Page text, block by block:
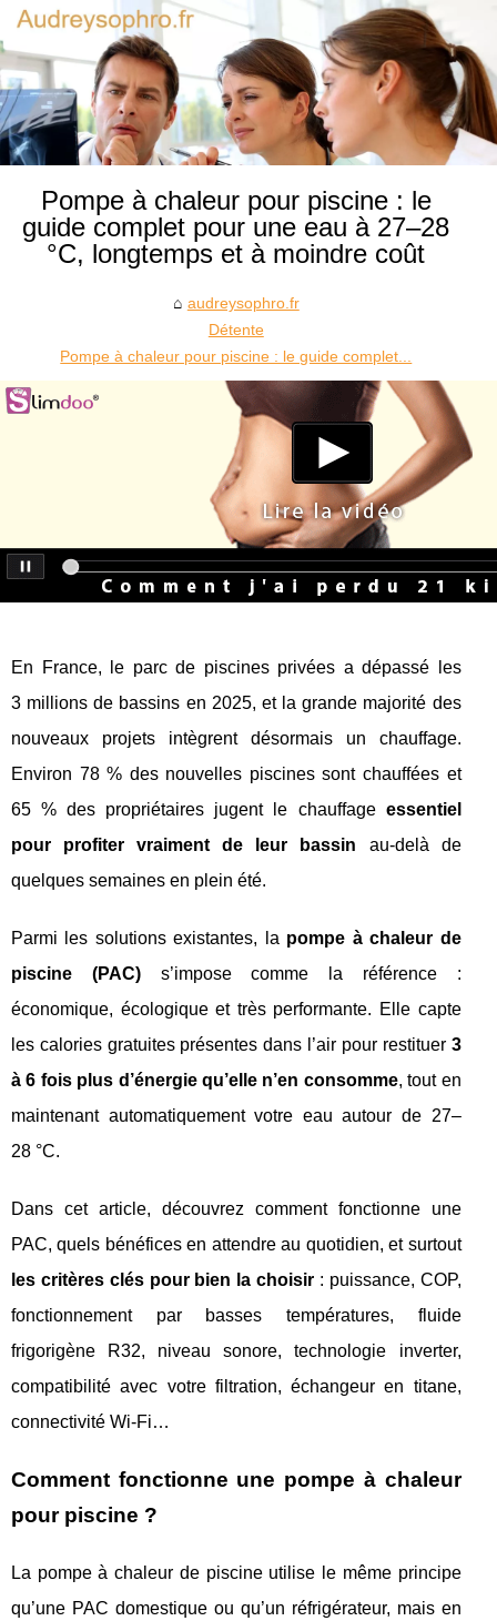
Pompe à chaleur pour piscine : le
guide complet pour une eau à 27–28
°C, longtemps et à moindre coût
audreysophro.fr
Détente
Pompe à chaleur pour piscine : le guide complet...
En France, le parc de piscines privées a dépassé les
3 millions de bassins en 2025, et la grande majorité des
nouveaux projets intègrent désormais un chauffage.
Environ 78 % des nouvelles piscines sont chauffées et
65 % des propriétaires jugent le chauffage essentiel
pour profiter vraiment de leur bassin au-delà de
quelques semaines en plein été.
Parmi les solutions existantes, la pompe à chaleur de
piscine (PAC)s’impose comme la référence :
économique, écologique et très performante. Elle capte
les calories gratuites présentes dans l’air pour restituer 3
à 6 fois plus d’énergie qu’elle n’en consomme, tout en
maintenant automatiquement votre eau autour de 27–
28 °C.
Dans cet article, découvrez comment fonctionne une
PAC, quels bénéfices en attendre au quotidien, et surtout
les critères clés pour bien la choisir : puissance, COP,
fonctionnement par basses températures, fluide
frigorigène R32, niveau sonore, technologie inverter,
compatibilité avec votre filtration, échangeur en titane,
connectivité Wi‑Fi…
Comment fonctionne une pompe à chaleur
pour piscine ?
La pompe à chaleur de piscine utilise le même principe
qu’une PAC domestique ou qu’un réfrigérateur, mais en